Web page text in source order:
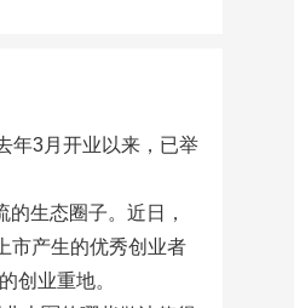
年3月开业以来，已举
生态圈子。近日，
市产生的优秀创业者
创业重地。